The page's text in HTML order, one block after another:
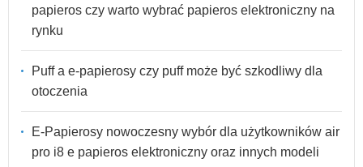
papieros czy warto wybrać papieros elektroniczny na
rynku
Puff a e-papierosy czy puff może być szkodliwy dla
otoczenia
E-Papierosy nowoczesny wybór dla użytkowników air
pro i8 e papieros elektroniczny oraz innych modeli